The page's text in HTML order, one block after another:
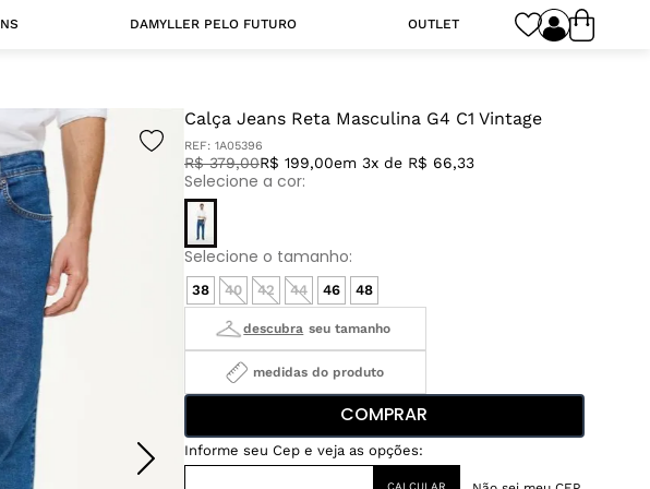
DAMYLLER PELO FUTURO OUTLET
Calça Jeans Reta Masculina G4 C1 Vintage
REF: 1A05396
R$ 379,00R$ 199,00em 3x de R$ 66,33
38 40 42 44 46 48
medidas do produto
COMPRAR